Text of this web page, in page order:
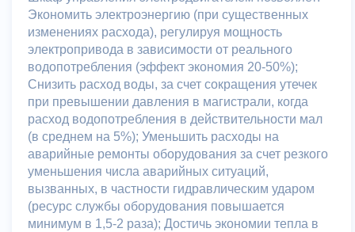
Экономить электроэнергию (при существенных
изменениях расхода), регулируя мощность
электропривода в зависимости от реального
водопотребления (эффект экономия 20-50%);
Снизить расход воды, за счет сокращения утечек
при превышении давления в магистрали, когда
расход водопотребления в действительности мал
(в среднем на 5%); Уменьшить расходы на
аварийные ремонты оборудования за счет резкого
уменьшения числа аварийных ситуаций,
вызванных, в частности гидравлическим ударом
(ресурс службы оборудования повышается
минимум в 1,5-2 раза); Достичь экономии тепла в